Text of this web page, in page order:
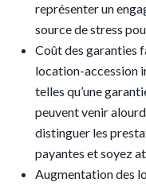
représenter un
source de stress
Coût des garanties
location-accession
telles qu’une
peuvent venir
distinguer les
payantes et soyez
Augmentation des